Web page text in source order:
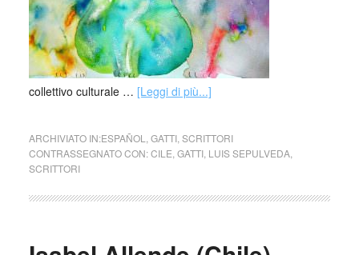
collettivo culturale … [Leggi di più...]
ARCHIVIATO IN:ESPAÑOL GATTI, SCRITTORI
CONTRASSEGNATO CON:CILE GATTI, LUIS SEPULVEDA,
SCRITTORI